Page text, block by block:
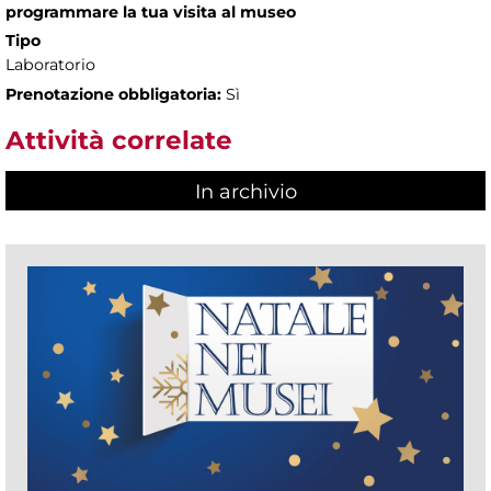
programmare la tua visita al museo
Tipo
Laboratorio
Prenotazione obbligatoria: Sì
Attività correlate
In archivio